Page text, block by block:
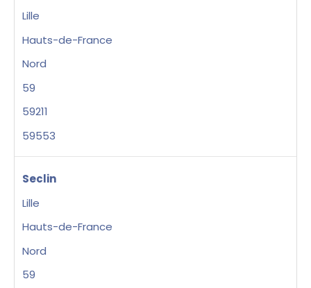
Lille
Hauts-de-France
Nord
59
59211
59553
Seclin
Lille
Hauts-de-France
Nord
59